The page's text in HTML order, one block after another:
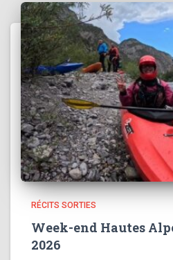
RÉCITS SORTIES
Week-end Hautes
2026